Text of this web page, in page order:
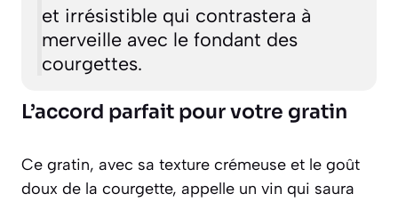
et irrésistible qui contrastera à
merveille avec le fondant des
courgettes.
L’accord parfait pour votre gratin
Ce gratin, avec sa texture crémeuse et le goût
doux de la courgette, appelle un vin qui saura